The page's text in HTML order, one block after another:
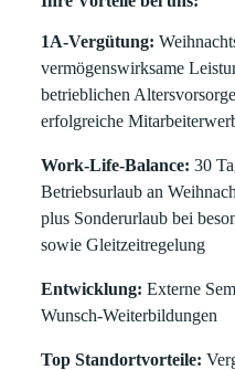
1A-Vergütung:
vermögenswirksame
betrieblichen
erfolgreiche
Work-Life-Balance: 30
Betriebsurlaub an
plus Sonderurlaub bei
sowie Gleitzeitregelung
Entwicklung: Externe
Wunsch-Weiterbildungen
Top Standortvorteile: